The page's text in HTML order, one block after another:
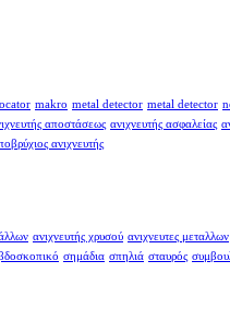
makro metal detector metal detector
αποστάσεως ανιχνευτής ασφαλείας
ανιχνευτής
ανιχνευτής χρυσού ανιχνευτες μεταλλων
σημάδια σπηλιά σταυρός